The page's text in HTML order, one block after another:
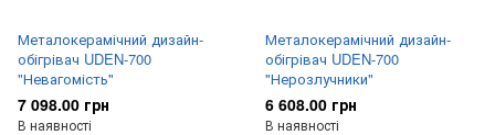
Металокерамічний дизайн-
обігрівач UDEN-700
"Невагомість"
7 098.00 грн
В наявності
Металокерамічний дизайн-
обігрівач UDEN-700
"Нерозлучники"
6 608.00 грн
В наявності